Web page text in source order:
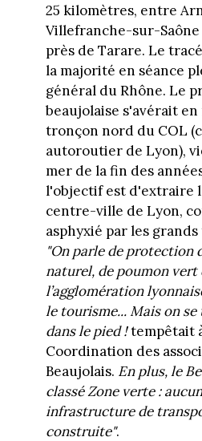
25 kilomètres, entre
Villefranche-sur-Saône
près de Tarare. Le
la majorité en séance
général du Rhône. Le
beaujolaise s'avérait
tronçon nord du COL
autoroutier de Lyon),
mer de la fin des
l'objectif est d'extraire
centre-ville de Lyon,
asphyxié par les
"On parle de protection
naturel, de poumon vert
l’agglomération
le tourisme... Mais on
dans le pied !tempêtait
Coordination des
Beaujolais. En plus, le
classé Zone verte :
infrastructure de
construite".